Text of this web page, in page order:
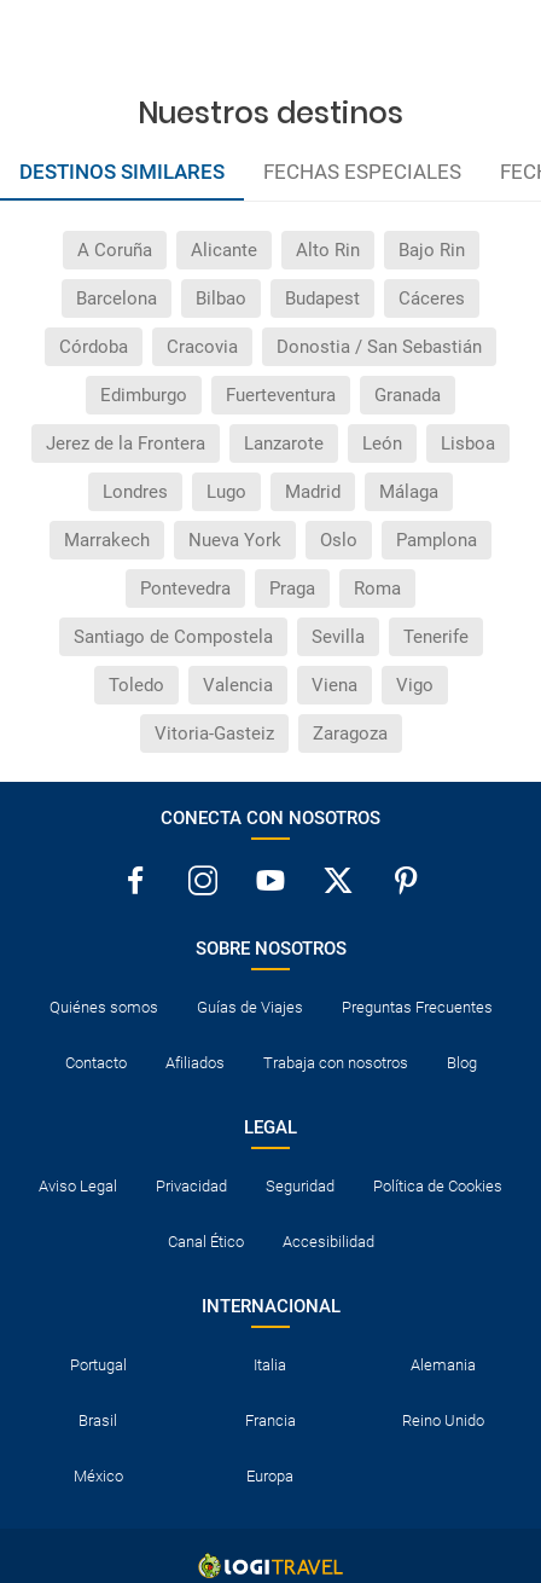
¿Cuántas veces debo imprimir el bono de los
Nuestros destinos
DESTINOS SIMILARES FECHAS ESPECIALES
A Coruña Alicante Alto Rin Bajo Rin
Barcelona Bilbao Budapest Cáceres
Córdoba Cracovia Donostia / San Sebastián
Edimburgo Fuerteventura Granada
Jerez de la Frontera Lanzarote León Lisboa
Londres Lugo Madrid Málaga
Marrakech Nueva York Oslo Pamplona
Pontevedra Praga Roma
Santiago de Compostela Sevilla Tenerife
Toledo Valencia Viena Vigo
Vitoria-Gasteiz Zaragoza
CONECTA CON NOSOTROS
SOBRE NOSOTROS
Quiénes somos Guías de Viajes Preguntas Frecuentes
Contacto Afiliados Trabaja con nosotros Blog
LEGAL
Aviso Legal Privacidad Seguridad Política de Cookies
Canal Ético Accesibilidad
INTERNACIONAL
Portugal Italia Alemania
Brasil Francia Reino Unido
México Europa